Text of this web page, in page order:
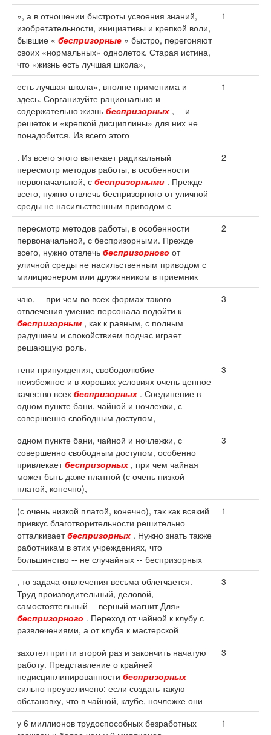
», а в отношении быстроты усвоения знаний,
изобретательности, инициативы и крепкой воли,
бывшие « беспризорные » быстро, перегоняют
своих «нормальных» однолеток. Старая истина,
что «жизнь есть лучшая школа»,
1
есть лучшая школа», вполне применима и
здесь. Сорганизуйте рационально и
содержательно жизнь беспризорных , -- и
решеток и «крепкой дисциплины» для них не
понадобится. Из всего этого
1
. Из всего этого вытекает радикальный
пересмотр методов работы, в особенности
первоначальной, с беспризорными . Прежде
всего, нужно отвлечь беспризорного от уличной
среды не насильственным приводом с
2
пересмотр методов работы, в особенности
первоначальной, с беспризорными. Прежде
всего, нужно отвлечь беспризорного от
уличной среды не насильственным приводом с
милиционером или дружинником в приемник
2
чаю, -- при чем во всех формах такого
отвлечения умение персонала подойти к
беспризорным , как к равным, с полным
радушием и спокойствием подчас играет
решающую роль.
3
тени принуждения, свободолюбие --
неизбежное и в хороших условиях очень ценное
качество всех беспризорных . Соединение в
одном пункте бани, чайной и ночлежки, с
совершенно свободным доступом,
3
одном пункте бани, чайной и ночлежки, с
совершенно свободным доступом, особенно
привлекаетбеспризорных , при чем чайная
может быть даже платной (с очень низкой
платой, конечно),
3
(с очень низкой платой, конечно), так как всякий
привкус благотворительности решительно
отталкиваетбеспризорных . Нужно знать также
работникам в этих учреждениях, что
большинство -- не случайных -- беспризорных
1
, то задача отвлечения весьма облегчается.
Труд производительный, деловой,
самостоятельный -- верный магнит Для»
беспризорного . Переход от чайной к клубу с
развлечениями, а от клуба к мастерской
3
захотел притти второй раз и закончить начатую
работу. Представление о крайней
недисциплинированности беспризорных
сильно преувеличено: если создать такую
обстановку, что в чайной, клубе, ночлежке они
3
у 6 миллионов трудоспособных безработных
1